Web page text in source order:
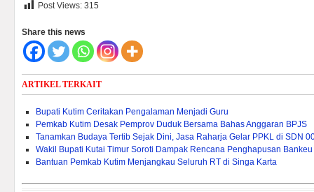
Post Views: 315
Share this news
ARTIKEL TERKAIT
Bupati Kutim Ceritakan Pengalaman Menjadi Guru
Pemkab Kutim Desak Pemprov Duduk Bersama Bahas Anggaran BPJS
Tanamkan Budaya Tertib Sejak Dini, Jasa Raharja Gelar PPKL di SDN
Wakil Bupati Kutai Timur Soroti Dampak Rencana Penghapusan
Bantuan Pemkab Kutim Menjangkau Seluruh RT di Singa Karta